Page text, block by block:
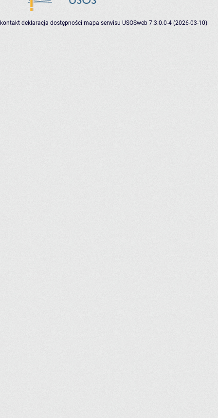
kontakt deklaracja dostępności mapa serwisu USOSweb 7.3.0.0-4 (2026-03-10)